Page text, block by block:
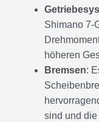
Shimano 7-
höheren
Bremsen:
sind und